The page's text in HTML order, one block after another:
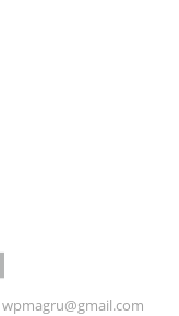
wpmagru@gmail.com